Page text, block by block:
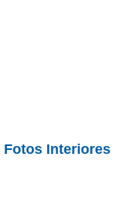
Fotos Interiores